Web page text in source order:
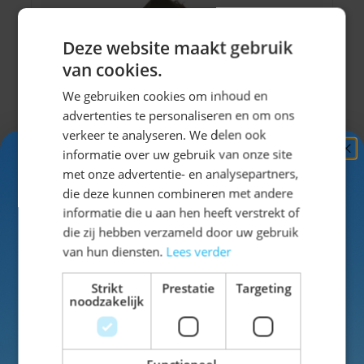
Jagershoedje Tirol Groen
Deze website maakt gebruik
van cookies.
We gebruiken cookies om inhoud en
advertenties te personaliseren en om ons
verkeer te analyseren. We delen ook
informatie over uw gebruik van onze site
met onze advertentie- en analysepartners,
die deze kunnen combineren met andere
informatie die u aan hen heeft verstrekt of
die zij hebben verzameld door uw gebruik
van hun diensten. Lees verder
Strikt
noodzakelijk
Prestatie Targeting
Ontvang5%
KORTING!
Schrijf je nuin voor de nieuwsbrief en ontvang toegang
tot exclusieve kortingen!
Voor- en achternaam